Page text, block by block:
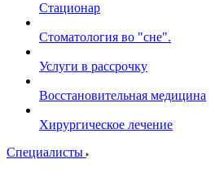
Стационар
Стоматология во "сне".
Услуги в рассрочку
Восстановительная медицина
Хирургическое лечение
Специалисты